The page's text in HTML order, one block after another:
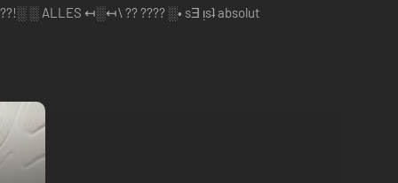
░ ALLES ↤░↤\ ?? ???? ░• sƎ ᴉsʇ absolut